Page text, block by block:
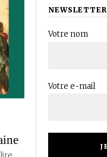
NEWSLETTER
Votre nom
Votre e-mail